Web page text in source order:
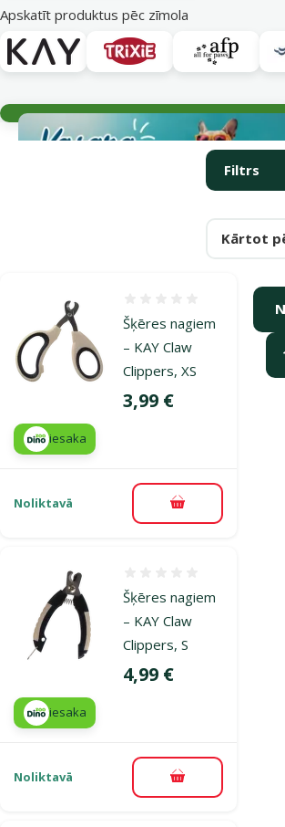
Apskatīt produktus pēc zīmola
Parametriskais filtrs
Filtrs
Atlasītie filtri
Kārtot
Produkti kategorijā Nagu un ķepu kopšana
Šķēres nagiem
– KAY Claw
Clippers, XS
Cena
3,99 €
iesaka
Noliktavā Pievienot
Šķēres nagiem
– KAY Claw
Clippers, S
Cena
4,99 €
iesaka
Noliktavā Pievienot